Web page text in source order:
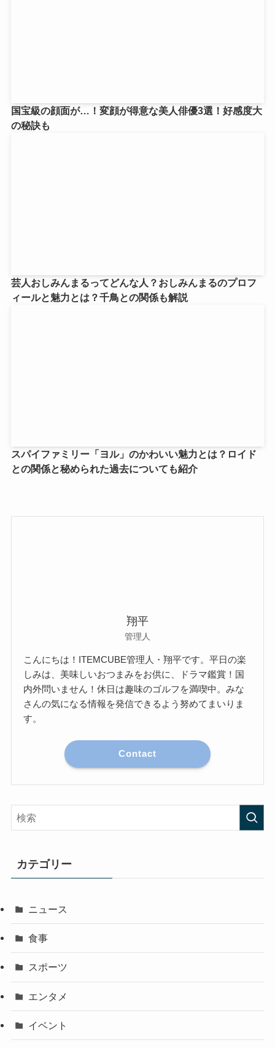
国宝級の顔面が…！変顔が得意な美人俳優3選！好感度大
の秘訣も
芸人おしみんまるってどんな人？おしみんまるのプロフ
ィールと魅力とは？千鳥との関係も解説
スパイファミリー「ヨル」のかわいい魅力とは？ロイド
との関係と秘められた過去についても紹介
翔平
管理人
こんにちは！ITEMCUBE管理人・翔平です。平日の楽
しみは、美味しいおつまみをお供に、ドラマ鑑賞！国
内外問いません！休日は趣味のゴルフを満喫中。みな
さんの気になる情報を発信できるよう努めてまいりま
す。
Contact
カテゴリー
ニュース
食事
スポーツ
エンタメ
イベント